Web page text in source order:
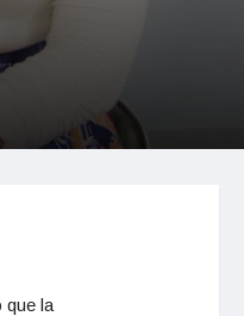
que la